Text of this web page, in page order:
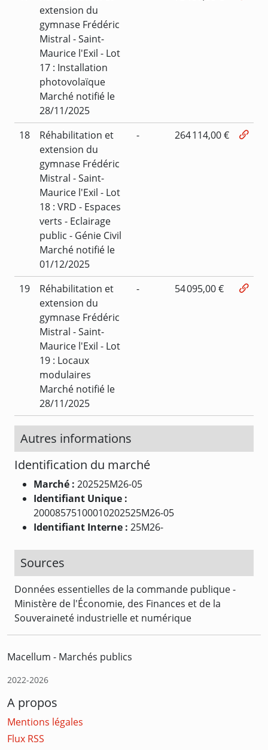
extension du
gymnase Frédéric
Mistral - Saint-
Maurice l'Exil - Lot
17 : Installation
photovolaïque
Marché notifié le
28/11/2025
18
Réhabilitation et
extension du
gymnase Frédéric
Mistral - Saint-
Maurice l'Exil - Lot
18 : VRD - Espaces
verts - Eclairage
public - Génie Civil
Marché notifié le
01/12/2025
- 264 114,00 €
19
Réhabilitation et
extension du
gymnase Frédéric
Mistral - Saint-
Maurice l'Exil - Lot
19 : Locaux
modulaires
Marché notifié le
28/11/2025
- 54 095,00 €
Autres informations
Identification du marché
Marché : 202525M26-05
Identifiant Unique :
20008575100010202525M26-05
Identifiant Interne : 25M26-
Sources
Données essentielles de la commande publique -
Ministère de l'Économie, des Finances et de la
Souveraineté industrielle et numérique
Macellum - Marchés publics
2022-2026
A propos
Mentions légales
Flux RSS